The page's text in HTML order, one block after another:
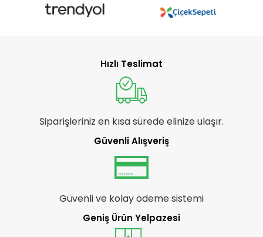
Hızlı Teslimat
Siparişleriniz en kısa sürede elinize ulaşır.
Güvenli Alışveriş
Güvenli ve kolay ödeme sistemi
Geniş Ürün Yelpazesi